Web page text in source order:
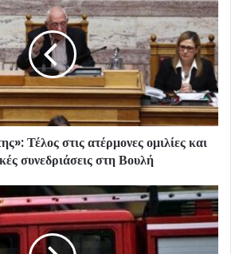
Τέλος στις ατέρμονες ομιλίες και
συνεδριάσεις στη Βουλή